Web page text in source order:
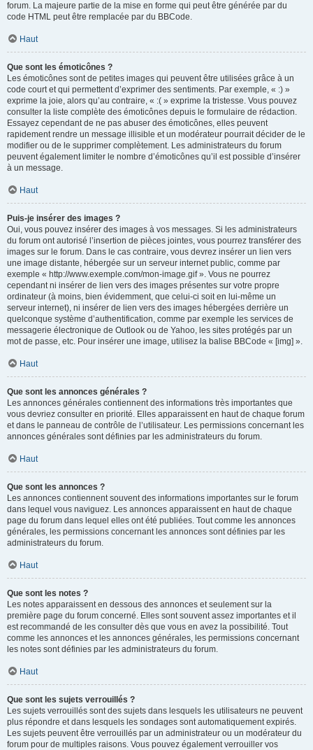
forum. La majeure partie de la mise en forme qui peut être générée par du
code HTML peut être remplacée par du BBCode.
Haut
Que sont les émoticônes ?
Les émoticônes sont de petites images qui peuvent être utilisées grâce à un
code court et qui permettent d’exprimer des sentiments. Par exemple, « :) »
exprime la joie, alors qu’au contraire, « :( » exprime la tristesse. Vous pouvez
consulter la liste complète des émoticônes depuis le formulaire de rédaction.
Essayez cependant de ne pas abuser des émoticônes, elles peuvent
rapidement rendre un message illisible et un modérateur pourrait décider de le
modifier ou de le supprimer complètement. Les administrateurs du forum
peuvent également limiter le nombre d’émoticônes qu’il est possible d’insérer
à un message.
Haut
Puis-je insérer des images ?
Oui, vous pouvez insérer des images à vos messages. Si les administrateurs
du forum ont autorisé l’insertion de pièces jointes, vous pourrez transférer des
images sur le forum. Dans le cas contraire, vous devrez insérer un lien vers
une image distante, hébergée sur un serveur internet public, comme par
exemple « http://www.exemple.com/mon-image.gif ». Vous ne pourrez
cependant ni insérer de lien vers des images présentes sur votre propre
ordinateur (à moins, bien évidemment, que celui-ci soit en lui-même un
serveur internet), ni insérer de lien vers des images hébergées derrière un
quelconque système d’authentification, comme par exemple les services de
messagerie électronique de Outlook ou de Yahoo, les sites protégés par un
mot de passe, etc. Pour insérer une image, utilisez la balise BBCode « [img] ».
Haut
Que sont les annonces générales ?
Les annonces générales contiennent des informations très importantes que
vous devriez consulter en priorité. Elles apparaissent en haut de chaque forum
et dans le panneau de contrôle de l’utilisateur. Les permissions concernant les
annonces générales sont définies par les administrateurs du forum.
Haut
Que sont les annonces ?
Les annonces contiennent souvent des informations importantes sur le forum
dans lequel vous naviguez. Les annonces apparaissent en haut de chaque
page du forum dans lequel elles ont été publiées. Tout comme les annonces
générales, les permissions concernant les annonces sont définies par les
administrateurs du forum.
Haut
Que sont les notes ?
Les notes apparaissent en dessous des annonces et seulement sur la
première page du forum concerné. Elles sont souvent assez importantes et il
est recommandé de les consulter dès que vous en avez la possibilité. Tout
comme les annonces et les annonces générales, les permissions concernant
les notes sont définies par les administrateurs du forum.
Haut
Que sont les sujets verrouillés ?
Les sujets verrouillés sont des sujets dans lesquels les utilisateurs ne peuvent
plus répondre et dans lesquels les sondages sont automatiquement expirés.
Les sujets peuvent être verrouillés par un administrateur ou un modérateur du
forum pour de multiples raisons. Vous pouvez également verrouiller vos